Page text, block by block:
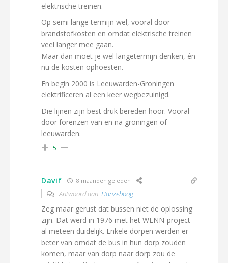
elektrische treinen.
Op semi lange termijn wel, vooral door
brandstofkosten en omdat elektrische treinen
veel langer mee gaan.
Maar dan moet je wel langetermijn denken, én
nu de kosten ophoesten.
En begin 2000 is Leeuwarden-Groningen
elektrificeren al een keer wegbezuinigd.
Die lijnen zijn best druk bereden hoor. Vooral
door forenzen van en na groningen of
leeuwarden.
5
Davif 8 maanden geleden
Antwoord aan Hanzeboog
Zeg maar gerust dat bussen niet de oplossing
zijn. Dat werd in 1976 met het WENN-project
al meteen duidelijk. Enkele dorpen werden er
beter van omdat de bus in hun dorp zouden
komen, maar van dorp naar dorp zou de